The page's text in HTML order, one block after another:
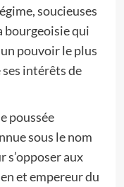
soucieuses
bourgeoisie qui
pouvoir le plus
intérêts de
poussée
sous le nom
aux
et empereur du